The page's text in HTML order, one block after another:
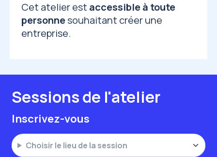
Cet atelier est accessible à toute
personnesouhaitant créer une
entreprise.
Sessions de l'atelier
Inscrivez-vous
Choisir le lieu de la session